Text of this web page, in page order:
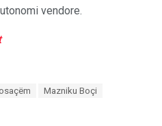
vendore.
Mazniku Boçi